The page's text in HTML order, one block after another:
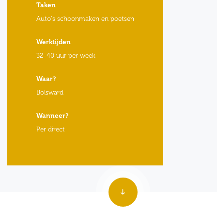
Taken
Auto's schoonmaken en poetsen
Werktijden
32-40 uur per week
Waar?
Bolsward
Wanneer?
Per direct